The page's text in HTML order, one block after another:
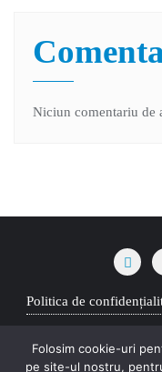
Niciun comentariu de
Politica de
byWordPress
Folosim cookie-uri
pe site-ul nostru,